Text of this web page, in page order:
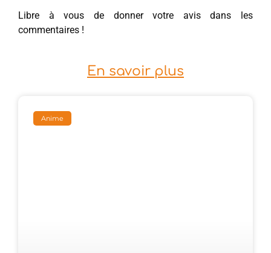
Libre à vous de donner votre avis dans les
commentaires !
En savoir plus
Anime